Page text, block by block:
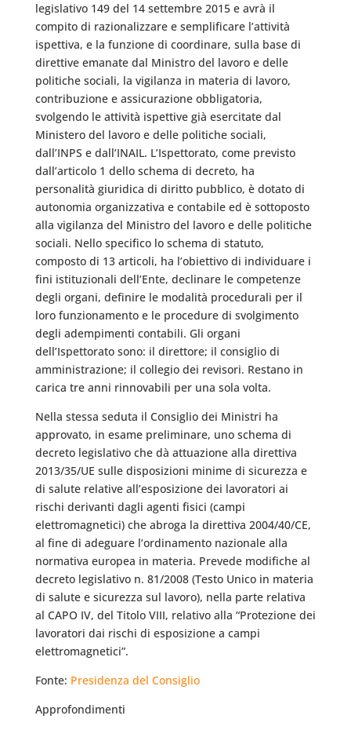
legislativo 149 del 14 settembre 2015 e avrà il
compito di razionalizzare e semplificare l’attività
ispettiva, e la funzione di coordinare, sulla base di
direttive emanate dal Ministro del lavoro e delle
politiche sociali, la vigilanza in materia di lavoro,
contribuzione e assicurazione obbligatoria,
svolgendo le attività ispettive già esercitate dal
Ministero del lavoro e delle politiche sociali,
dall’INPS e dall’INAIL. L’Ispettorato, come previsto
dall’articolo 1 dello schema di decreto, ha
personalità giuridica di diritto pubblico, è dotato di
autonomia organizzativa e contabile ed è sottoposto
alla vigilanza del Ministro del lavoro e delle politiche
sociali. Nello specifico lo schema di statuto,
composto di 13 articoli, ha l’obiettivo di individuare i
fini istituzionali dell’Ente, declinare le competenze
degli organi, definire le modalità procedurali per il
loro funzionamento e le procedure di svolgimento
degli adempimenti contabili. Gli organi
dell’Ispettorato sono: il direttore; il consiglio di
amministrazione; il collegio dei revisori. Restano in
carica tre anni rinnovabili per una sola volta.
Nella stessa seduta il Consiglio dei Ministri ha
approvato, in esame preliminare, uno schema di
decreto legislativo che dà attuazione alla direttiva
2013/35/UE sulle disposizioni minime di sicurezza e
di salute relative all’esposizione dei lavoratori ai
rischi derivanti dagli agenti fisici (campi
elettromagnetici) che abroga la direttiva 2004/40/CE,
al fine di adeguare l’ordinamento nazionale alla
normativa europea in materia. Prevede modifiche al
decreto legislativo n. 81/2008 (Testo Unico in materia
di salute e sicurezza sul lavoro), nella parte relativa
al CAPO IV, del Titolo VIII, relativo alla “Protezione dei
lavoratori dai rischi di esposizione a campi
elettromagnetici”.
Fonte: Presidenza del Consiglio
Approfondimenti